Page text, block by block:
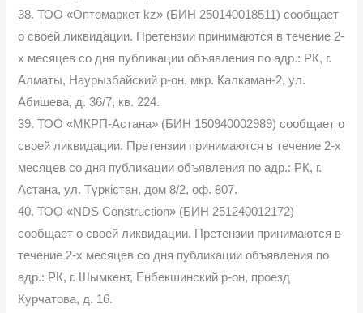
38. ТОО «Оптомаркет kz» (БИН 250140018511) сообщает
о своей ликвидации. Претензии принимаются в течение 2-
х месяцев со дня публикации объявления по адр.: РК, г.
Алматы, Наурызбайский р-он, мкр. Калкаман-2, ул.
Абишева, д. 36/7, кв. 224.
39. ТОО «МКРП-Астана» (БИН 150940002989) сообщает о
своей ликвидации. Претензии принимаются в течение 2-х
месяцев со дня публикации объявления по адр.: РК, г.
Астана, ул. Түркістан, дом 8/2, оф. 807.
40. ТОО «NDS Construction» (БИН 251240012172)
сообщает о своей ликвидации. Претензии принимаются в
течение 2-х месяцев со дня публикации объявления по
адр.: РК, г. Шымкент, Енбекшинский р-он, проезд
Курчатова, д. 16.